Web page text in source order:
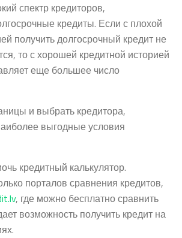
спектр кредиторов,
кредиты. Если с плохой
получить долгосрочный кредит не
то с хорошей кредитной историей
еще большее число
и выбрать кредитора,
выгодные условия
кредитный калькулятор.
порталов сравнения кредитов,
, где можно бесплатно сравнить
возможность получить кредит на